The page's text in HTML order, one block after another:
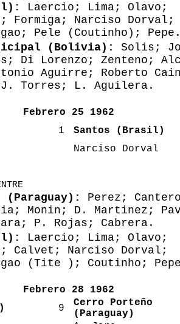
Laercio; Lima; Olavo;
Formiga; Narciso Dorval;
Pele (Coutinho);
(Bolivia): Solis;
Di Lorenzo; Zenteno;
Aguirre; Roberto
Torres; L. Aguilera.
Febrero 25 1962
1
Santos (Brasil)
Narciso Dorval
(Paraguay): Perez;
Monin; D. Martinez;
P. Rojas; Cabrera.
Laercio; Lima; Olavo;
Calvet; Narciso Dorval;
(Tite ); Coutinho;
Febrero 28 1962
9
Cerro Porteño
(Paraguay)